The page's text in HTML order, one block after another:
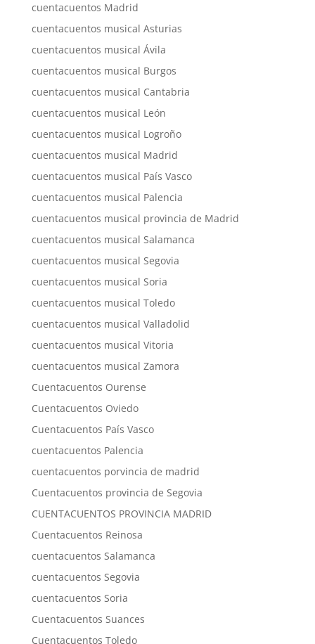
cuentacuentos Madrid
cuentacuentos musical Asturias
cuentacuentos musical Ávila
cuentacuentos musical Burgos
cuentacuentos musical Cantabria
cuentacuentos musical León
cuentacuentos musical Logroño
cuentacuentos musical Madrid
cuentacuentos musical País Vasco
cuentacuentos musical Palencia
cuentacuentos musical provincia de Madrid
cuentacuentos musical Salamanca
cuentacuentos musical Segovia
cuentacuentos musical Soria
cuentacuentos musical Toledo
cuentacuentos musical Valladolid
cuentacuentos musical Vitoria
cuentacuentos musical Zamora
Cuentacuentos Ourense
Cuentacuentos Oviedo
Cuentacuentos País Vasco
cuentacuentos Palencia
cuentacuentos porvincia de madrid
Cuentacuentos provincia de Segovia
CUENTACUENTOS PROVINCIA MADRID
Cuentacuentos Reinosa
cuentacuentos Salamanca
cuentacuentos Segovia
cuentacuentos Soria
Cuentacuentos Suances
Cuentacuentos Toledo